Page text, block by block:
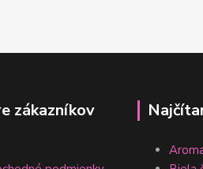
zákazníkov